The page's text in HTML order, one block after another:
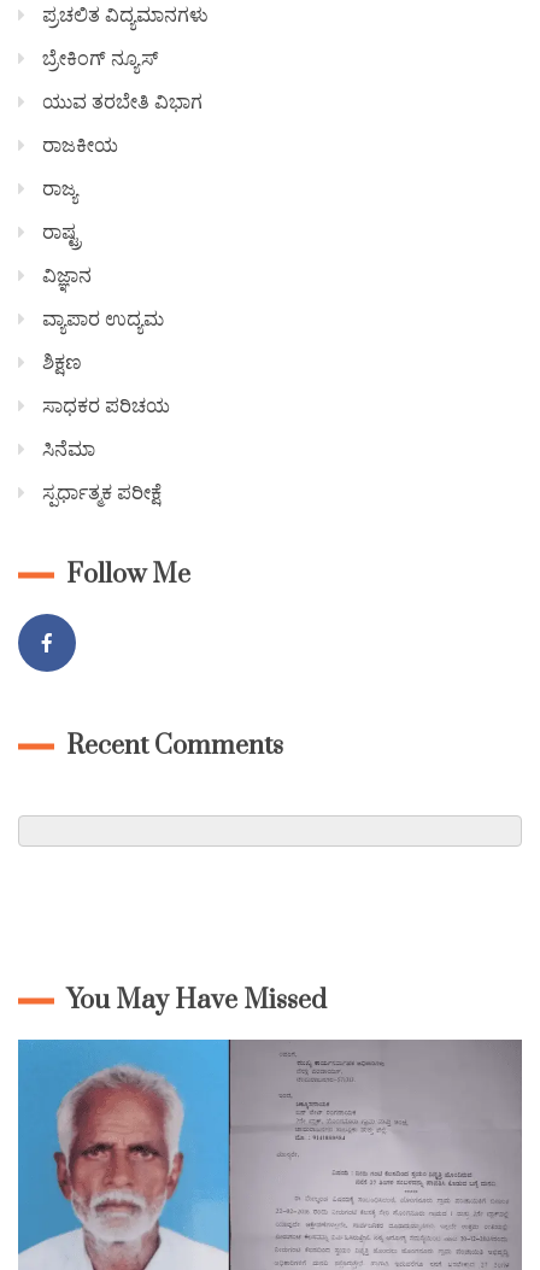
ಪ್ರಚಲಿತ ವಿದ್ಯಮಾನಗಳು
ಬ್ರೇಕಿಂಗ್ ನ್ಯೂಸ್
ಯುವ ತರಬೇತಿ ವಿಭಾಗ
ರಾಜಕೀಯ
ರಾಜ್ಯ
ರಾಷ್ಟ್ರ
ವಿಜ್ಞಾನ
ವ್ಯಾಪಾರ ಉದ್ಯಮ
ಶಿಕ್ಷಣ
ಸಾಧಕರ ಪರಿಚಯ
ಸಿನೆಮಾ
ಸ್ಪರ್ಧಾತ್ಮಕ ಪರೀಕ್ಷೆ
Follow Me
Recent Comments
You May Have Missed